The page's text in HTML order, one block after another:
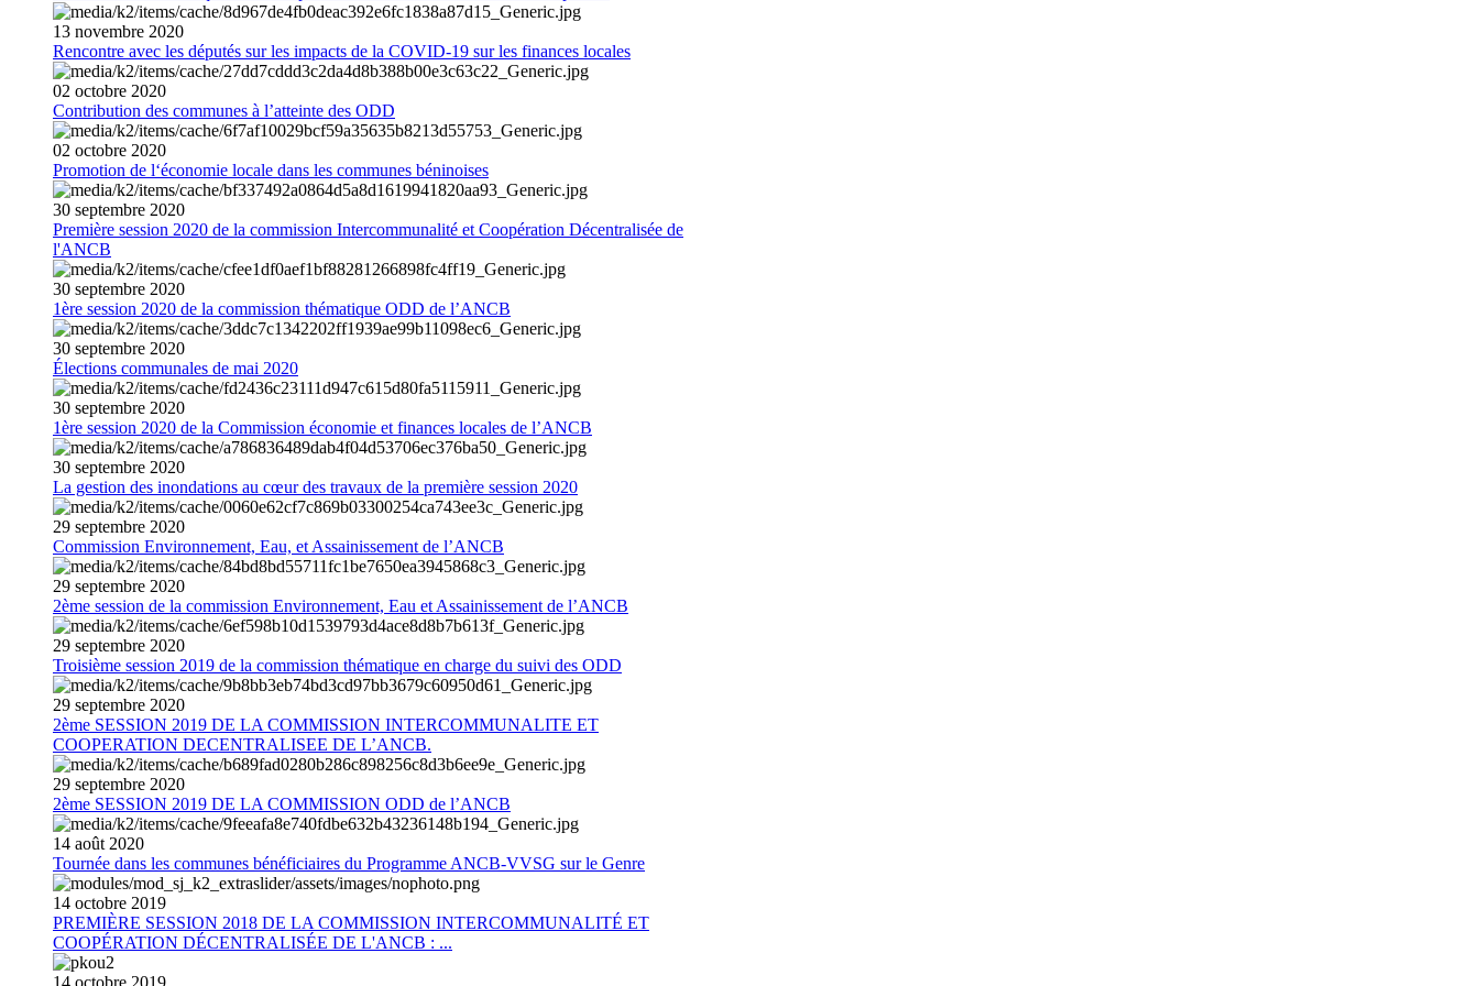
13 novembre 2020
Rencontre avec les députés sur les impacts de la COVID-19 sur les finances locales
02 octobre 2020
Contribution des communes à l’atteinte des ODD
02 octobre 2020
Promotion de l‘économie locale dans les communes béninoises
30 septembre 2020
Première session 2020 de la commission Intercommunalité et Coopération Décentralisée de
l'ANCB
30 septembre 2020
1ère session 2020 de la commission thématique ODD de l’ANCB
30 septembre 2020
Élections communales de mai 2020
30 septembre 2020
1ère session 2020 de la Commission économie et finances locales de l’ANCB
30 septembre 2020
La gestion des inondations au cœur des travaux de la première session 2020
29 septembre 2020
Commission Environnement, Eau, et Assainissement de l’ANCB
29 septembre 2020
2ème session de la commission Environnement, Eau et Assainissement de l’ANCB
29 septembre 2020
Troisième session 2019 de la commission thématique en charge du suivi des ODD
29 septembre 2020
2ème SESSION 2019 DE LA COMMISSION INTERCOMMUNALITE ET
COOPERATION DECENTRALISEE DE L’ANCB.
29 septembre 2020
2ème SESSION 2019 DE LA COMMISSION ODD de l’ANCB
14 août 2020
Tournée dans les communes bénéficiaires du Programme ANCB-VVSG sur le Genre
14 octobre 2019
PREMIÈRE SESSION 2018 DE LA COMMISSION INTERCOMMUNALITÉ ET
COOPÉRATION DÉCENTRALISÉE DE L'ANCB : ...
14 octobre 2019